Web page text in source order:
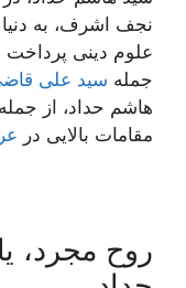
نجف اشرف، به
علوم دینی پرداخت
جمله سید علی
هاشم حداد، از
مقامات بالایی در
روح مجرد،